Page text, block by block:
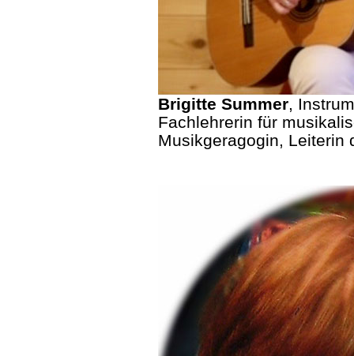
Brigitte Summer,
Fachlehrerin für
Musikgeragogin, Leiterin